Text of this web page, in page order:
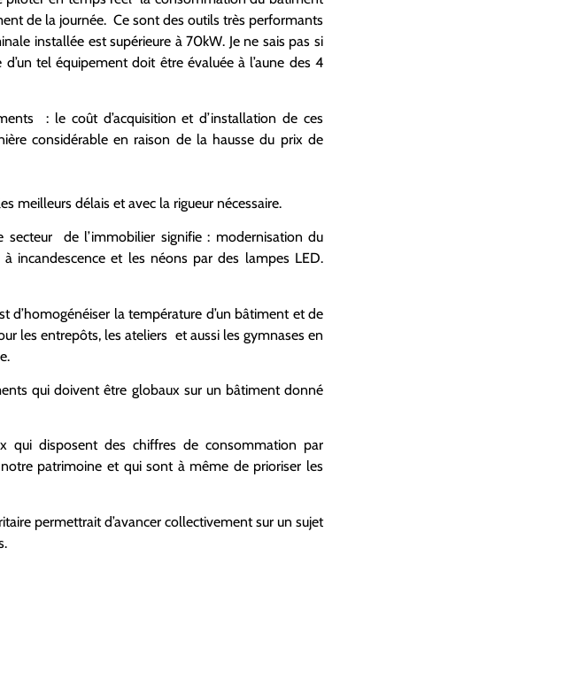
de la journée. Ce sont des outils très performants
installée est supérieure à 70kW. Je ne sais pas si
tel équipement doit être évaluée à l’aune des 4
: le coût d’acquisition et d’installation de ces
considérable en raison de la hausse du prix de
meilleurs délais et avec la rigueur nécessaire.
secteur de l’immobilier signifie : modernisation du
incandescence et les néons par des lampes LED.
d’homogénéiser la température d’un bâtiment et de
les entrepôts, les ateliers et aussi les gymnases en
qui doivent être globaux sur un bâtiment donné
qui disposent des chiffres de consommation par
patrimoine et qui sont à même de prioriser les
permettrait d’avancer collectivement sur un sujet